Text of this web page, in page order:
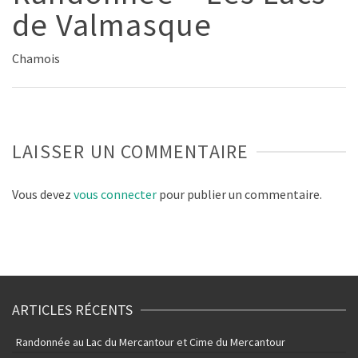
de Valmasque
Chamois
LAISSER UN COMMENTAIRE
Vous devez vous connecter pour publier un commentaire.
ARTICLES RÉCENTS
Randonnée au Lac du Mercantour et Cime du Mercantour